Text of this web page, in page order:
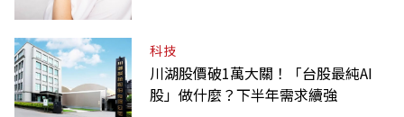
科技
川湖股價破1萬大關！「台股最純AI
股」做什麼？下半年需求續強